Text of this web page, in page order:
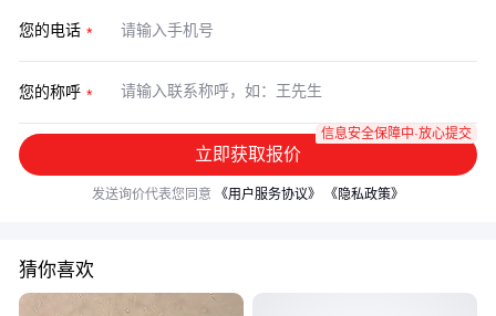
您的电话
您的称呼
立即获取报价
信息安全保障中·放心提交
发送询价代表您同意 《用户服务协议》 《隐私政策》
猜你喜欢